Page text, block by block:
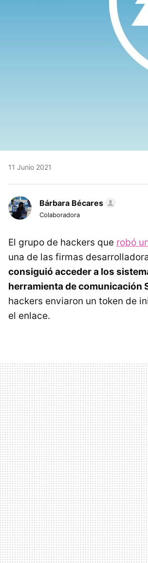
11 Junio 2021
Bárbara Bécares
Colaboradora
El grupo de hackers que robó
una de las firmas
consiguió acceder a los
herramienta de comunicación
hackers enviaron un token de
el enlace.